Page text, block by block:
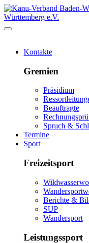
Württemberg e.V.
Kontakte
Gremien
Präsidium
Beauftragte
Spruch &
Termine
Sport
Freizeitsport
Berichte &
SUP
Wandersport
Leistungssport